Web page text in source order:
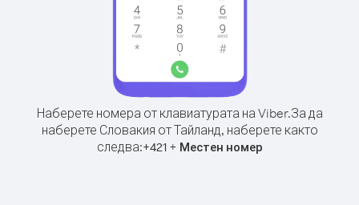
Наберете номера от клавиатурата на Viber.За да
наберете Словакия от Тайланд, наберете както
следва:+421+ Местен номер